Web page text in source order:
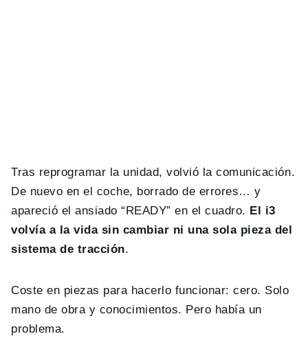
Tras reprogramar la unidad, volvió la comunicación.
De nuevo en el coche, borrado de errores… y
apareció el ansiado “READY” en el cuadro. El i3
volvía a la vida sin cambiar ni una sola pieza del
sistema de tracción.
Coste en piezas para hacerlo funcionar: cero. Solo
mano de obra y conocimientos. Pero había un
problema.